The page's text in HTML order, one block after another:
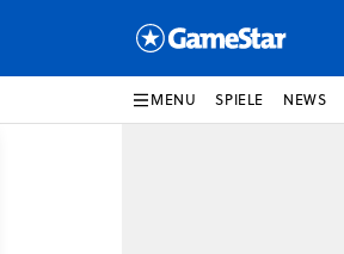
MENU SPIELE NEWS